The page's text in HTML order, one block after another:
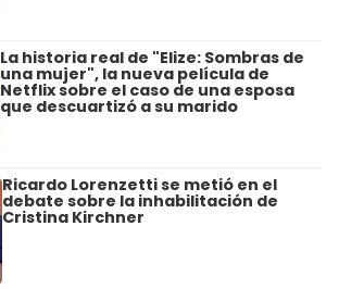
La historia real de "Elize: Sombras de
una mujer", la nueva película de
Netflix sobre el caso de una esposa
que descuartizó a su marido
Ricardo Lorenzetti se metió en el
debate sobre la inhabilitación de
Cristina Kirchner